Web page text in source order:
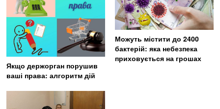
Якщо держорган порушив
ваші права: алгоритм дій
Можуть містити до 2400
бактерій: яка небезпека
приховується на грошах